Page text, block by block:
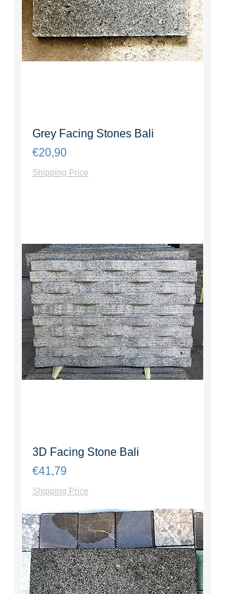
Grey Facing Stones Bali
Harga
€20,90
Shipping Price
3D Facing Stone Bali
Harga
€41,79
Shipping Price